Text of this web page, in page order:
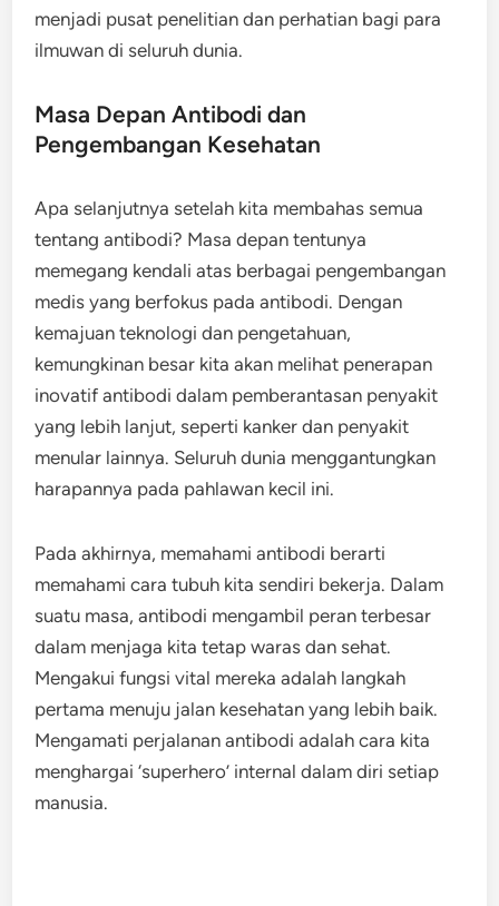
menjadi pusat penelitian dan perhatian bagi para
ilmuwan di seluruh dunia.
Masa Depan Antibodi dan
Pengembangan Kesehatan
Apa selanjutnya setelah kita membahas semua
tentang antibodi? Masa depan tentunya
memegang kendali atas berbagai pengembangan
medis yang berfokus pada antibodi. Dengan
kemajuan teknologi dan pengetahuan,
kemungkinan besar kita akan melihat penerapan
inovatif antibodi dalam pemberantasan penyakit
yang lebih lanjut, seperti kanker dan penyakit
menular lainnya. Seluruh dunia menggantungkan
harapannya pada pahlawan kecil ini.
Pada akhirnya, memahami antibodi berarti
memahami cara tubuh kita sendiri bekerja. Dalam
suatu masa, antibodi mengambil peran terbesar
dalam menjaga kita tetap waras dan sehat.
Mengakui fungsi vital mereka adalah langkah
pertama menuju jalan kesehatan yang lebih baik.
Mengamati perjalanan antibodi adalah cara kita
menghargai ‘superhero’ internal dalam diri setiap
manusia.